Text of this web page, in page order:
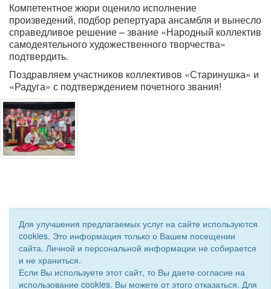
Компетентное жюри оценило исполнение
произведений, подбор репертуара ансамбля и вынесло
справедливое решение – звание «Народный коллектив
самодеятельного художественного творчества»
подтвердить.
Поздравляем участников коллективов «Старинушка» и
«Радуга» с подтверждением почетного звания!
© 2018 - 2026 Подворье . Все права защищены.
Сайт создан при поддержке «Информационная сеть RD
Для улучшения предлагаемых услуг на сайте используются
cookies. Это информация только о Вашем посещении
сайта. Личной и персональной информации не собирается
и не храниться.
Если Вы используете этот сайт, то Вы даете согласие на
использование cookies. Вы можете от этого отказаться. Для